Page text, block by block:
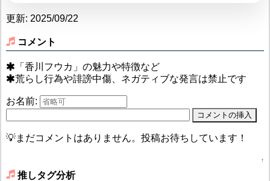
更新: 2025/09/22
コメント
「香川フウカ」の魅力や特徴など
荒らし行為や誹謗中傷、ネガティブな発言は禁止です
お名前:
💡まだコメントはありません。投稿お待ちしています！
↑
推しタグ分析